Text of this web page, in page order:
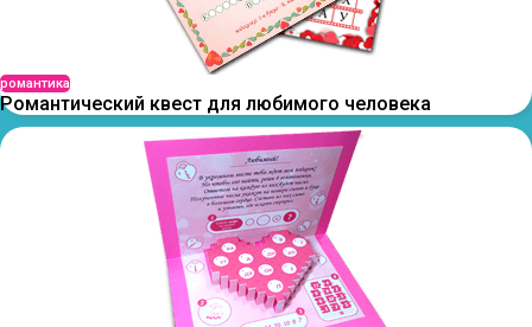
романтика
Романтический квест для любимого человека